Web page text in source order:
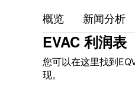
概览 新闻分析
EVAC 利润表
您可以在这里找到
现。